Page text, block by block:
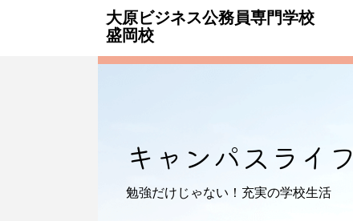
大原ビジネス公務員専門学校
盛岡校
キャンパス ライフ
勉強だけじゃない！ 充実の学校生活